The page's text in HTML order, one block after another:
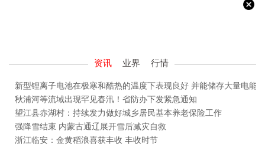
资讯 业界 行情
新型锂离子电池在极寒和酷热的温度下表现良好 并能储存大量电能
秋浦河等流域出现罕见春汛！省防办下发紧急通知
望江县赤湖村：持续发力做好城乡居民基本养老保险工作
强降雪结束 内蒙古通辽展开雪后减灾自救
浙江临安：金黄稻浪喜获丰收 丰收时节